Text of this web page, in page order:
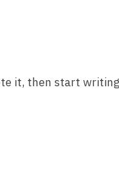
it, then start